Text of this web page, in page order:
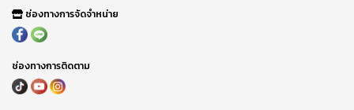
ช่องทางการจัดจำหน่าย
ช่องทางการติดตาม